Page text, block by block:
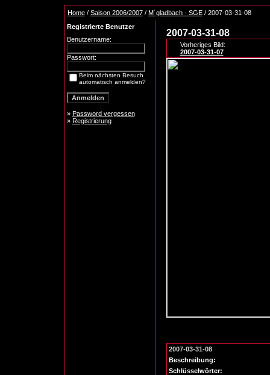
Home/ Saison 2006/2007/ M´gladbach - SGE/ 2007-03-31-08
Registrierte Benutzer
Benutzername:
Passwort:
Beim nächsten Besuch
automatisch anmelden?
» Password vergessen
» Registrierung
2007-03-31-08
Vorheriges Bild:
2007-03-31-07
2007-03-31-08
Beschreibung:
Schlüsselwörter: